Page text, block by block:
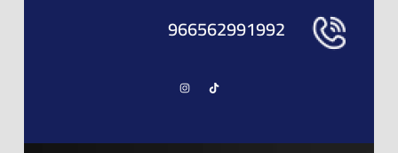
966562991992